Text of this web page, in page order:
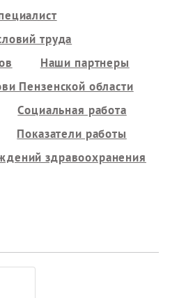
труда
Наши партнеры
Пензенской области
Социальная работа
Показатели работы
здравоохранения